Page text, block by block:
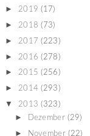
► 2019 (17)
► 2018 (73)
► 2017 (223)
► 2016 (278)
► 2015 (256)
► 2014 (293)
▼ 2013 (323)
► Dezember (29)
► November (22)